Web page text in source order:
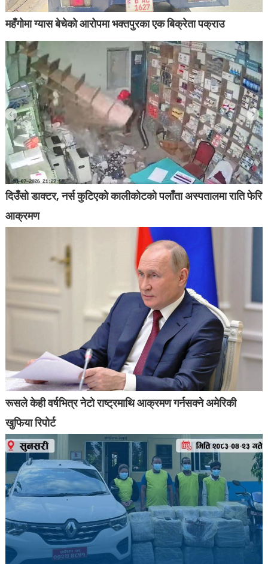
महँगोमा ग्यास बेचेको आरोपमा भक्तपुरका एक बिक्रेता पक्राउ
दिउँसो डाक्टर, नर्स कुटिएको कालीकोटको पलाँता अस्पतालमा राति फेरि
आक्रमण
रूसले केही वर्षभित्र नेटो राष्ट्रमाथि आक्रमण गर्नसक्ने अमेरिकी
खुफिया रिपोर्ट